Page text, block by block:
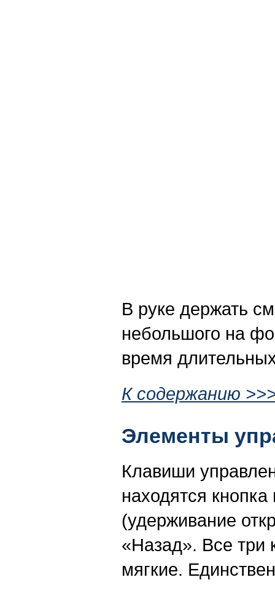
В руке держать
небольшого на
время
К содержанию
Элементы
Клавиши
находятся
(удерживание
«Назад». Все три
мягкие.